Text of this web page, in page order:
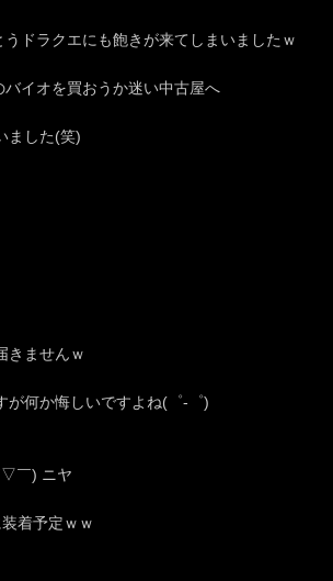
うドラクエにも飽きが来てしまいましたｗ
バイオを買おうか迷い中古屋へ
ました(笑)
きませんｗ
が何か悔しいですよね(゜-゜)
▽￣) ニヤ
着予定ｗｗ